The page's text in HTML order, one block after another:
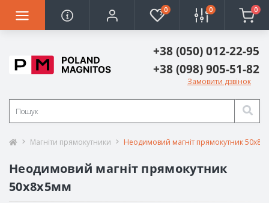
0 0 0
+38 (050) 012-22-95
+38 (098) 905-51-82
Замовити дзвінок
Магніти прямокутники Неодимовий магніт прямокутник
Неодимовий магніт прямокутник
50х8х5мм